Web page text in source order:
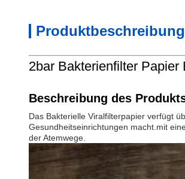
Produktbeschreibung
2bar Bakterienfilter
Beschreibung des
Das Bakterielle Viralfilterpapier verfügt
Gesundheitseinrichtungen macht.mit
der Atemwege.